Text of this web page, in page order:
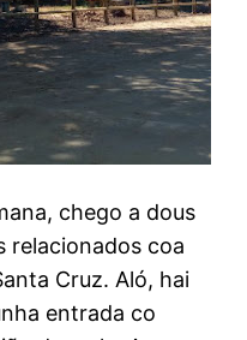
chego a dous
relacionados coa
Cruz. Aló, hai
entrada co